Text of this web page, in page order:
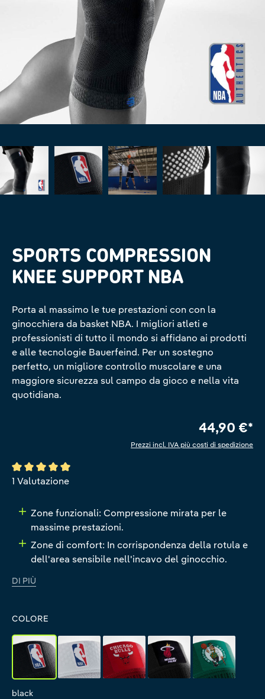
SPORTS COMPRESSION
KNEE SUPPORT NBA
Porta al massimo le tue prestazioni con con la
ginocchiera da basket NBA. I migliori atleti e
professionisti di tutto il mondo si affidano ai prodotti
e alle tecnologie Bauerfeind. Per un sostegno
perfetto, un migliore controllo muscolare e una
maggiore sicurezza sul campo da gioco e nella vita
quotidiana.
44,90 €*
Prezzi incl. IVA più costi di spedizione
Valutazione media di 5 su 5 stelle
1 Valutazione
Zone funzionali: Compressione mirata per le
massime prestazioni.
Zone di comfort: In corrispondenza della rotula e
dell'area sensibile nell'incavo del ginocchio.
DI PIÙ
COLORE
black
black
white Bulls Heat Celtics